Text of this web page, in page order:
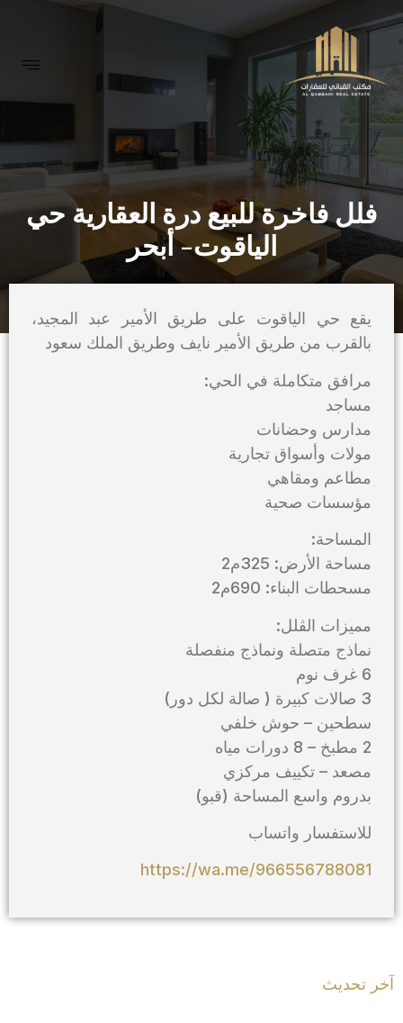
فلل فاخرة للبيع درة العقارية حي
الياقوت- أبحر
يقع حي الياقوت على طريق الأمير عبد المجيد،
بالقرب من طريق الأمير نايف وطريق الملك سعود
مرافق متكاملة في الحي:
مساجد
مدارس وحضانات
مولات وأسواق تجارية
مطاعم ومقاهي
مؤسسات صحية
المساحة:
مساحة الأرض: 325م2
مسحطات البناء: 690م2
مميزات الڤلل:
نماذج متصلة ونماذج منفصلة
6 غرف نوم
3 صالات كبيرة ( صالة لكل دور)
سطحين – حوش خلفي
2 مطبخ – 8 دورات مياه
مصعد – تكييف مركزي
بدروم واسع المساحة (قبو)
للاستفسار واتساب
https://wa.me/966556788081
آخر تحديث